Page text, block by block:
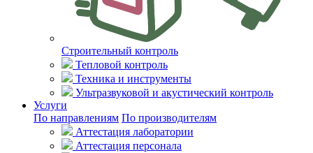
Строительный контроль
Тепловой контроль
Техника и инструменты
Ультразвуковой и акустический контроль
Услуги
По направлениям По производителям
Аттестация лаборатории
Аттестация персонала